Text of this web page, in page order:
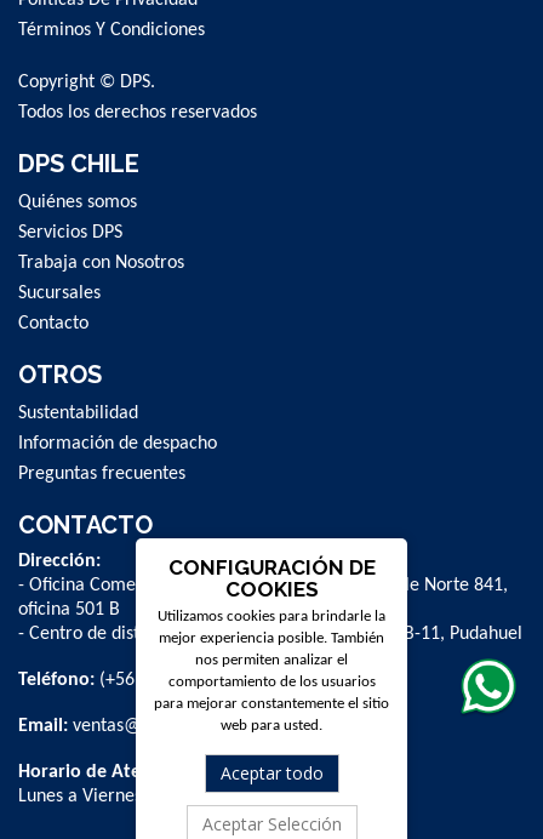
Newsletter:
Términos Y Condiciones
Copyright © DPS.
Todos los derechos reservados
DPS CHILE
Quiénes somos
Servicios DPS
Trabaja con Nosotros
Sucursales
Contacto
OTROS
Sustentabilidad
Información de despacho
Preguntas frecuentes
CONTACTO
Dirección:
- Oficina Comercial y administrativa: Avenida Valle Norte 841,
oficina 501 B
- Centro de distribución: La Farfana 500, bodega B-11, Pudahuel
Teléfono: (+56 2) 2 584 8900
Email: ventas@dpschile.cl
Horario de Atención:
Lunes a Viernes / 09:00 a 16:00 hrs
CONFIGURACIÓN DE
COOKIES
Utilizamos cookies para brindarle la
mejor experiencia posible. También
nos permiten analizar el
comportamiento de los usuarios
para mejorar constantemente el sitio
web para usted.
Aceptar todo
Aceptar Selección